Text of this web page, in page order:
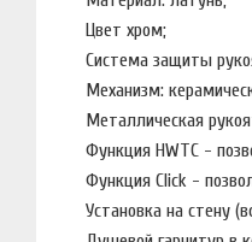
Цвет хром;
Система защиты
Механизм:
Металлическая
Функция HWTC -
Функция Click -
Установка на стену